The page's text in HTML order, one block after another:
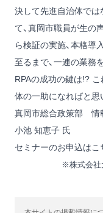
決して先進自治体で
て、真岡市職員が生の
ら検証の実施、本格導
至るまで、一連の業務
RPAの成功の鍵は!? こ
体の一助になればと思
真岡市総合政策部
小池 知恵子 氏
セミナーのお申込はこ
※株式会社